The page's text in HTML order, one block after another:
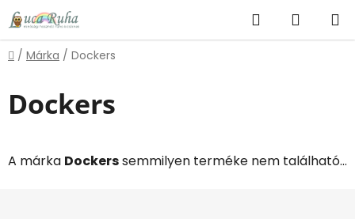
Ugrás
fő
tartalomhoz
KeresésKOSÁR
Kezdőlap
/ Márka / Dockers
Dockers
A márka Dockerssemmilyen terméke nem található...